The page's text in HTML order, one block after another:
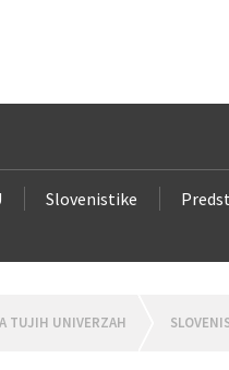
Slovenistike
TUJIH UNIVERZAH